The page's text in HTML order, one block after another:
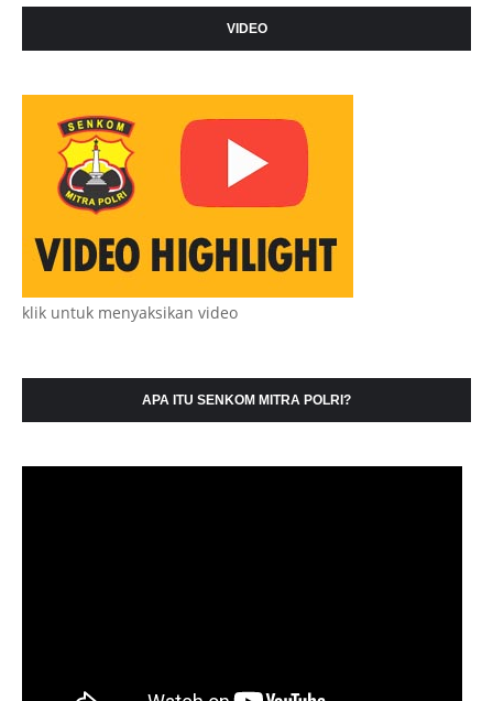
VIDEO
klik untuk menyaksikan video
APA ITU SENKOM MITRA POLRI?